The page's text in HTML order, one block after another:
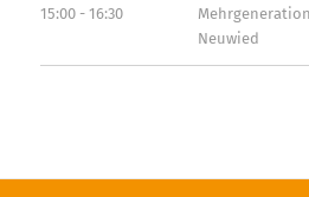
15:00 - 16:30
Neuwied